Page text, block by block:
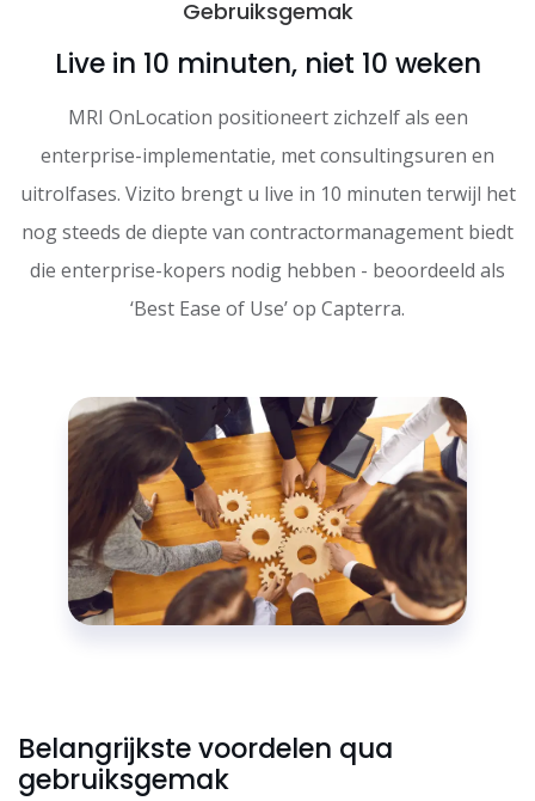
Gebruiksgemak
Live in 10 minuten, niet 10 weken
MRI OnLocation positioneert zichzelf als een
enterprise-implementatie, met consultingsuren en
uitrolfases. Vizito brengt u live in 10 minuten terwijl het
nog steeds de diepte van contractormanagement biedt
die enterprise-kopers nodig hebben - beoordeeld als
‘Best Ease of Use’ op Capterra.
Belangrijkste voordelen qua
gebruiksgemak